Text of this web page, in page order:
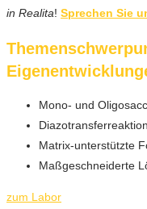
in Realita! Sprechen Sie
Mono- und
Matrix-unterstützte
Maßgeschneiderte
zum Labor